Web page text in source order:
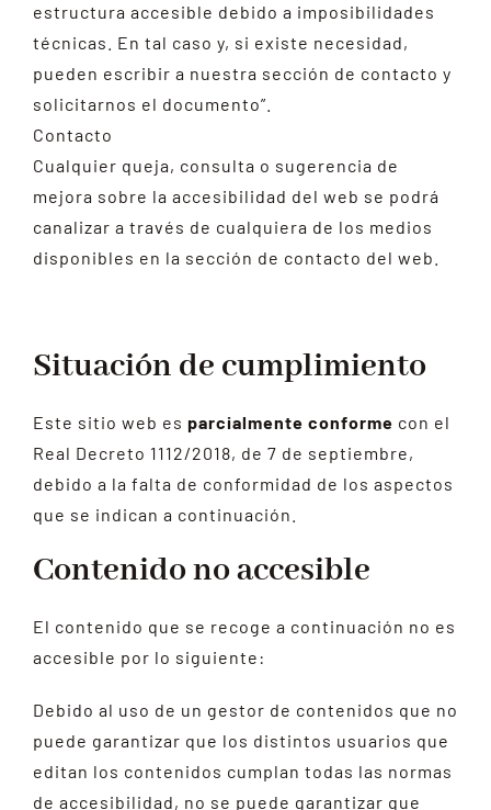
estructura accesible debido a imposibilidades
técnicas. En tal caso y, si existe necesidad,
pueden escribir a nuestra sección de contacto y
solicitarnos el documento”.
Contacto
Cualquier queja, consulta o sugerencia de
mejora sobre la accesibilidad del web se podrá
canalizar a través de cualquiera de los medios
disponibles en la sección de contacto del web.
Situación de cumplimiento
Este sitio web es parcialmente conforme con el
Real Decreto 1112/2018, de 7 de septiembre,
debido a la falta de conformidad de los aspectos
que se indican a continuación.
Contenido no accesible
El contenido que se recoge a continuación no es
accesible por lo siguiente:
Debido al uso de un gestor de contenidos que no
puede garantizar que los distintos usuarios que
editan los contenidos cumplan todas las normas
de accesibilidad, no se puede garantizar que